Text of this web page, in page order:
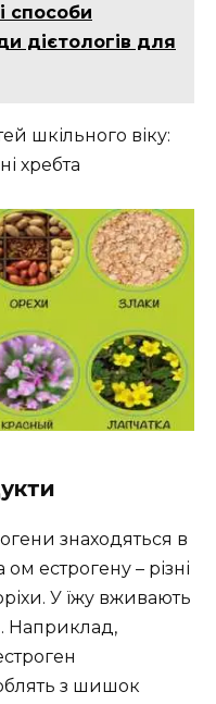
способи
дієтологів для
шкільного віку:
хребта
знаходяться в
естрогену – різні
У їжу вживають
Наприклад,
з шишок